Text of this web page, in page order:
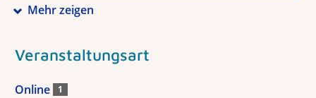
Mehr zeigen
Veranstaltungsart
Online 1